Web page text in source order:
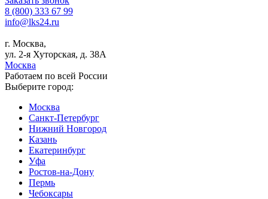
8 (800) 333 67 99
info@lks24.ru
г. Москва,
ул. 2-я Хуторская, д. 38А
Москва
Работаем по всей России
Выберите город:
Москва
Санкт-Петербург
Нижний Новгород
Казань
Екатеринбург
Уфа
Ростов-на-Дону
Пермь
Чебоксары